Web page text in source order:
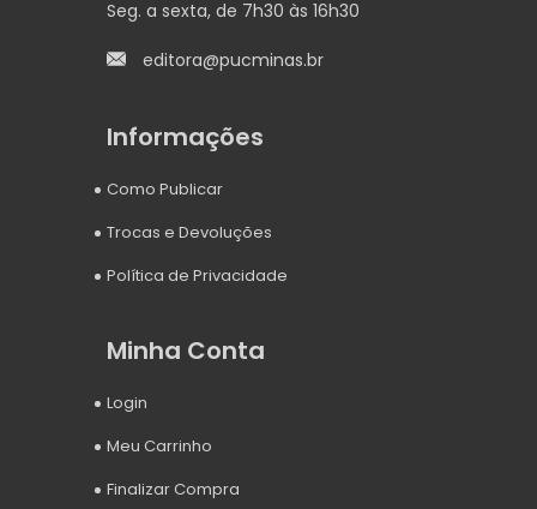
Seg. a sexta, de 7h30 às 16h30
editora@pucminas.br
Informações
Como Publicar
Trocas e Devoluções
Política de Privacidade
Minha Conta
Login
Meu Carrinho
Finalizar Compra